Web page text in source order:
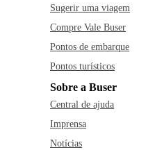
Sugerir uma viagem
Compre Vale Buser
Pontos de embarque
Pontos turísticos
Sobre a Buser
Central de ajuda
Imprensa
Notícias